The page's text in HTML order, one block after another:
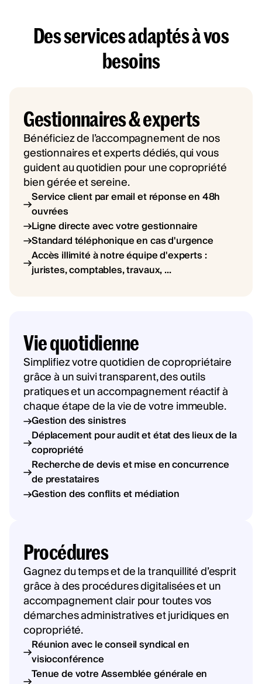
Des services adaptés à vos
besoins
Gestionnaires & experts
Bénéficiez de l’accompagnement de nos
gestionnaires et experts dédiés, qui vous
guident au quotidien pour une copropriété
bien gérée et sereine.
Service client par email et réponse en 48h
ouvrées
Ligne directe avec votre gestionnaire
Standard téléphonique en cas d'urgence
Accès illimité à notre équipe d'experts :
juristes, comptables, travaux, ...
Vie quotidienne
Simplifiez votre quotidien de copropriétaire
grâce à un suivi transparent, des outils
pratiques et un accompagnement réactif à
chaque étape de la vie de votre immeuble.
Gestion des sinistres
Déplacement pour audit et état des lieux de la
copropriété
Recherche de devis et mise en concurrence
de prestataires
Gestion des conflits et médiation
Procédures
Gagnez du temps et de la tranquillité d’esprit
grâce à des procédures digitalisées et un
accompagnement clair pour toutes vos
démarches administratives et juridiques en
copropriété.
Réunion avec le conseil syndical en
visioconférence
Tenue de votre Assemblée générale en